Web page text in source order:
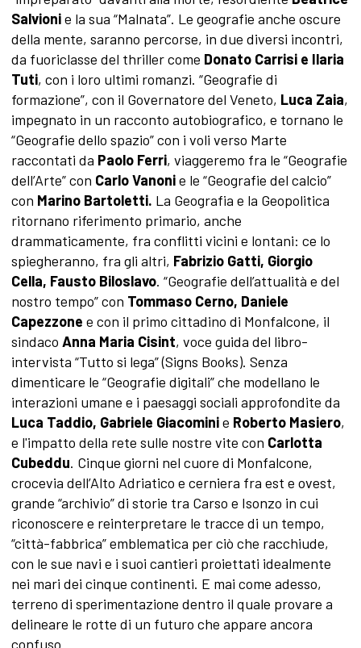
Salvionie la sua “Malnata”. Le geografie anche oscure
della mente, saranno percorse, in due diversi incontri,
da fuoriclasse del thriller come Donato Carrisi e Ilaria
Tuti, con i loro ultimi romanzi. “Geografie di
formazione”, con il Governatore del Veneto, Luca Zaia,
impegnato in un racconto autobiografico, e tornano le
“Geografie dello spazio” con i voli verso Marte
raccontati da Paolo Ferri, viaggeremo fra le “Geografie
dell’Arte” con Carlo Vanonie le “Geografie del calcio”
con Marino Bartoletti. La Geografia e la Geopolitica
ritornano riferimento primario, anche
drammaticamente, fra conflitti vicini e lontani: ce lo
spiegheranno, fra gli altri, Fabrizio Gatti, Giorgio
Cella, Fausto Biloslavo. “Geografie dell’attualità e del
nostro tempo” con Tommaso Cerno, Daniele
Capezzone e con il primo cittadino di Monfalcone, il
sindaco Anna Maria Cisint, voce guida del libro-
intervista “Tutto si lega” (Signs Books). Senza
dimenticare le “Geografie digitali” che modellano le
interazioni umane e i paesaggi sociali approfondite da
Luca Taddio, Gabriele Giacominie Roberto Masiero,
e l'impatto della rete sulle nostre vite con Carlotta
Cubeddu. Cinque giorni nel cuore di Monfalcone,
crocevia dell’Alto Adriatico e cerniera fra est e ovest,
grande “archivio” di storie tra Carso e Isonzo in cui
riconoscere e reinterpretare le tracce di un tempo,
“città-fabbrica” emblematica per ciò che racchiude,
con le sue navi e i suoi cantieri proiettati idealmente
nei mari dei cinque continenti. E mai come adesso,
terreno di sperimentazione dentro il quale provare a
delineare le rotte di un futuro che appare ancora
confuso.